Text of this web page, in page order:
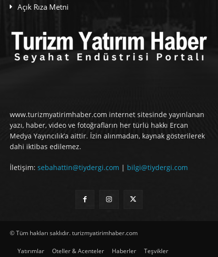
Açık Rıza Metni
www.turizmyatirimhaber.com internet sitesinde yayınlanan
yazı, haber, video ve fotoğrafların her türlü hakkı Ercan
Medya Yayıncılık’a aittir. İzin alınmadan, kaynak gösterilerek
dahi iktibas edilemez.
İletişim: sebahattin@tiydergi.com | bilgi@tiydergi.com
© Tüm hakları saklıdır. turizmyatirimhaber.com
Yatırımlar Oteller & Acenteler Haberler Teşvikler